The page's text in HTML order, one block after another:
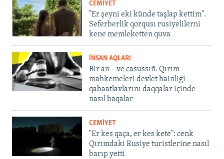
CEMİYET
"Er şeyni eki künde taşlap kettim".
Seferberlik qorqusı rusiyelilerni
kene memleketten quva
İNSAN AQLARI
Bir an – ve casussıñ. Qırım
mahkemeleri devlet hainligi
qabaatlavlarını daqqalar içinde
nasıl baqalar
CEMİYET
"Er kes qaça, er kes kete": cenk
Qırımdaki Rusiye turistlerine nasıl
barıp yetti